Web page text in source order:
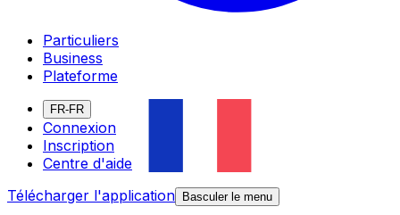
Particuliers
Business
Plateforme
FR-FR
Connexion
Inscription
Centre d'aide
Télécharger l'application
Basculer le menu